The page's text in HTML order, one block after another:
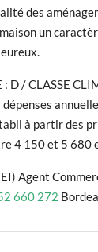
des
un
: D / CLASSE
à partir des
4 150 et 5 680
Agent
660 272